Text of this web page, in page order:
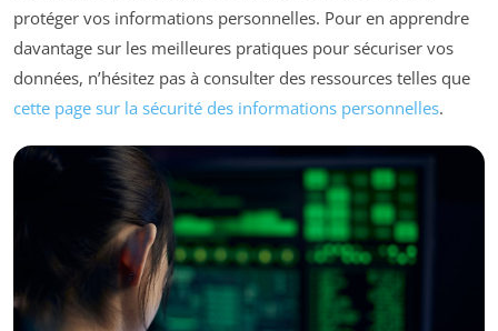
protéger vos informations personnelles. Pour en apprendre
davantage sur les meilleures pratiques pour sécuriser vos
données, n’hésitez pas à consulter des ressources telles que
cette page sur la sécurité des informations personnelles.